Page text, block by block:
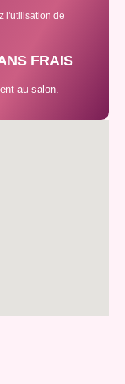
l'utilisation de
FRAIS
au salon.